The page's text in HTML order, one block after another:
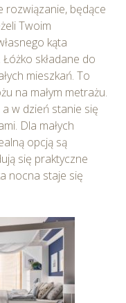
rozwiązanie, będące
Twoim
kąta
składane do
mieszkań. To
na małym metrażu.
w dzień stanie się
Dla małych
opcją są
się praktyczne
nocna staje się